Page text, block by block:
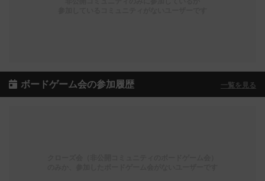
ボードゲーム会の参加履歴 一覧を見る